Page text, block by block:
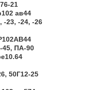
21
ав44
-23, -24, -26
ПА-90
50Г12-25